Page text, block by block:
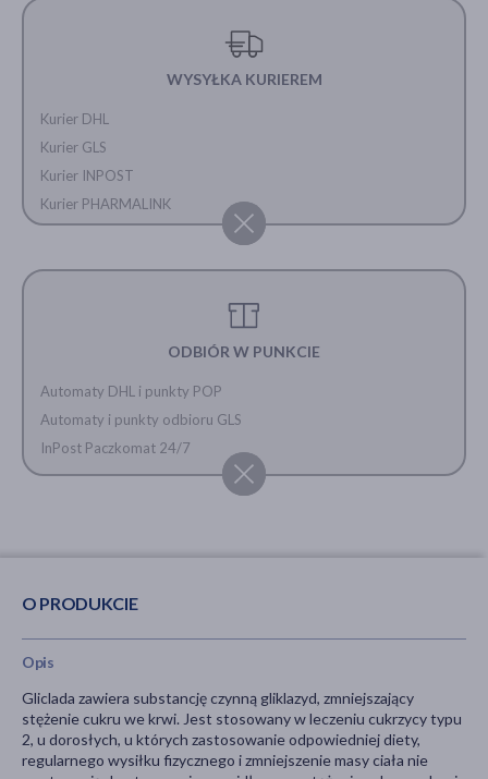
WYSYŁKA KURIEREM
Kurier DHL
Kurier GLS
Kurier INPOST
Kurier PHARMALINK
ODBIÓR W PUNKCIE
Automaty DHL i punkty POP
Automaty i punkty odbioru GLS
InPost Paczkomat 24/7
O PRODUKCIE
Opis
Gliclada zawiera substancję czynną gliklazyd, zmniejszający
stężenie cukru we krwi. Jest stosowany w leczeniu cukrzycy typu
2, u dorosłych, u których zastosowanie odpowiedniej diety,
regularnego wysiłku fizycznego i zmniejszenie masy ciała nie